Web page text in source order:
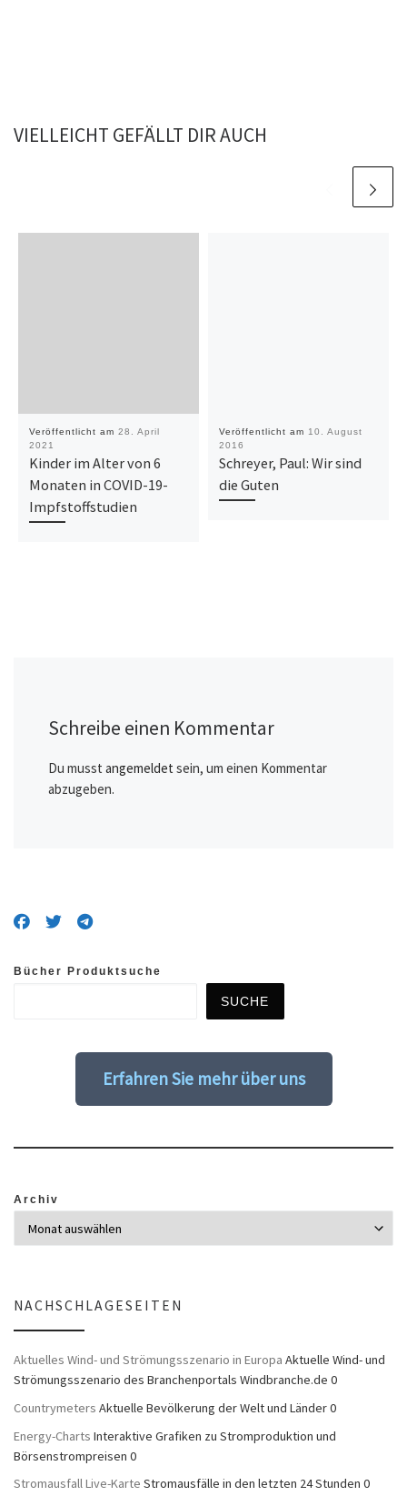
VIELLEICHT GEFÄLLT DIR AUCH
Veröffentlicht am 28. April
2021
Kinder im Alter von 6
Monaten in COVID-19-
Impfstoffstudien
Veröffentlicht am 10. August
2016
Schreyer, Paul: Wir sind
die Guten
Schreibe einen Kommentar
Du musst angemeldet sein, um einen Kommentar
abzugeben.
Bücher Produktsuche
SUCHE
Erfahren Sie mehr über uns
Archiv
NACHSCHLAGESEITEN
Aktuelles Wind- und Strömungsszenario in Europa Aktuelle Wind- und
Strömungsszenario des Branchenportals Windbranche.de 0
Countrymeters Aktuelle Bevölkerung der Welt und Länder 0
Energy-Charts Interaktive Grafiken zu Stromproduktion und
Börsenstrompreisen 0
Stromausfall Live-Karte Stromausfälle in den letzten 24 Stunden 0